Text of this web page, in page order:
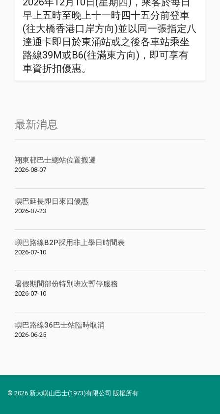
早上五時至晚上十一時四十五分前登車
(往大橋香港口岸方向)並以同一張指定八
達通卡即日於東涌站或之後各車站乘坐
路線39M或B6(往滿東方向)，即可享有
車資折扣優惠。
最新消息
翔東邨巴士總站位置搬遷
2026-08-07
嶼巴延長即日來回優惠
2026-07-23
嶼巴路線B2P採用非上學日時間表
2026-07-10
暑假期間部份特別班次暫停服務
2026-07-10
嶼巴路線36巴士站臨時取消
2026-06-25
© 2026 新大嶼山巴士(1973)有限公司 版權所有